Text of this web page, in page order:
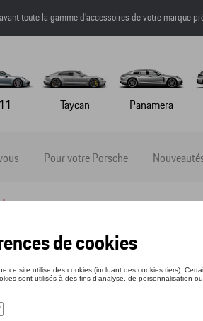
toute la gamme d’accessoires de votre marque
Taycan Panamera
Pour votre Porsche
PORTE–CLÉS ÉCUSSON,
Référence: WAP0500950E